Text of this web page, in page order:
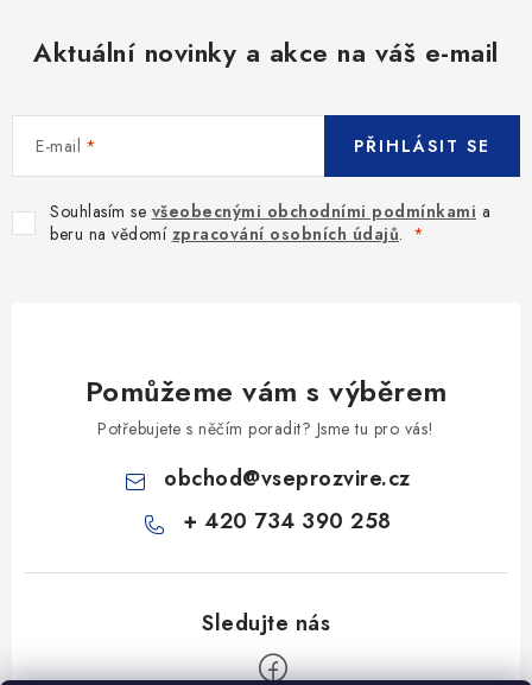
Aktuální novinky a akce na váš e-mail
E-mail
Souhlasím se všeobecnými obchodními podmínkami a
beru na vědomí zpracování osobních údajů.
PŘIHLÁSIT SE
Pomůžeme vám s výběrem
Potřebujete s něčím poradit? Jsme tu pro vás!
obchod@vseprozvire.cz
+ 420 734 390 258